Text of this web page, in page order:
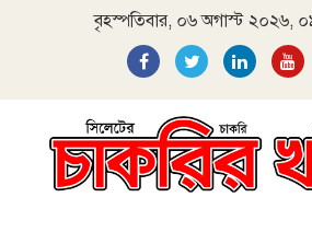
বৃহস্পতিবার, ০৬ অগাস্ট ২০২৬,